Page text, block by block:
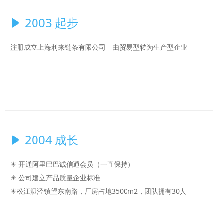
▶ 2003 起步
注册成立上海利来链条有限公司，由贸易型转为生产型企业
▶ 2004 成长
☀ 开通阿里巴巴诚信通会员（一直保持）
☀ 公司建立产品质量企业标准
☀松江泗泾镇望东南路，厂房占地3500m2，团队拥有30人